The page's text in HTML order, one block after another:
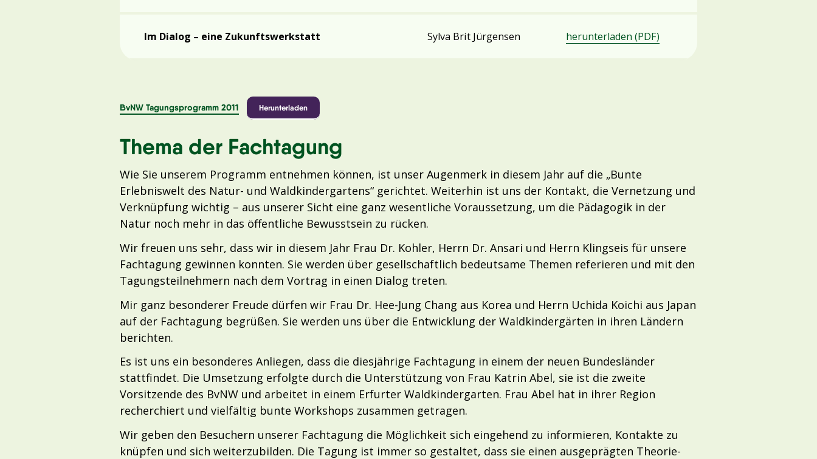
Im Dialog – eine Zukunftswerkstatt Sylva Brit Jürgensen herunterladen (PDF)
BvNW Tagungsprogramm 2011 Herunterladen
Thema der Fachtagung
Wie Sie unserem Programm entnehmen können, ist unser Augenmerk in diesem Jahr auf die „Bunte
Erlebniswelt des Natur- und Waldkindergartens“ gerichtet. Weiterhin ist uns der Kontakt, die Vernetzung und
Verknüpfung wichtig – aus unserer Sicht eine ganz wesentliche Voraussetzung, um die Pädagogik in der
Natur noch mehr in das öffentliche Bewusstsein zu rücken.
Wir freuen uns sehr, dass wir in diesem Jahr Frau Dr. Kohler, Herrn Dr. Ansari und Herrn Klingseis für unsere
Fachtagung gewinnen konnten. Sie werden über gesellschaftlich bedeutsame Themen referieren und mit den
Tagungsteilnehmern nach dem Vortrag in einen Dialog treten.
Mir ganz besonderer Freude dürfen wir Frau Dr. Hee-Jung Chang aus Korea und Herrn Uchida Koichi aus Japan
auf der Fachtagung begrüßen. Sie werden uns über die Entwicklung der Waldkindergärten in ihren Ländern
berichten.
Es ist uns ein besonderes Anliegen, dass die diesjährige Fachtagung in einem der neuen Bundesländer
stattfindet. Die Umsetzung erfolgte durch die Unterstützung von Frau Katrin Abel, sie ist die zweite
Vorsitzende des BvNW und arbeitet in einem Erfurter Waldkindergarten. Frau Abel hat in ihrer Region
recherchiert und vielfältig bunte Workshops zusammen getragen.
Wir geben den Besuchern unserer Fachtagung die Möglichkeit sich eingehend zu informieren, Kontakte zu
knüpfen und sich weiterzubilden. Die Tagung ist immer so gestaltet, dass sie einen ausgeprägten Theorie-